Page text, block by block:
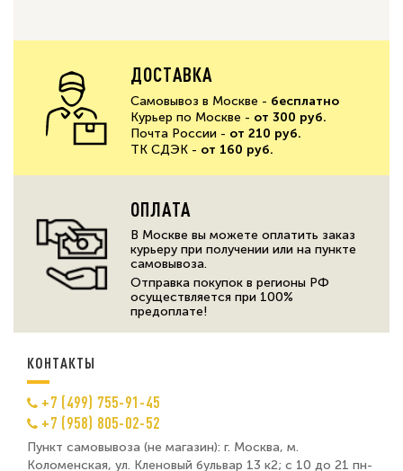
ДОСТАВКА
Самовывоз в Москве - бесплатно
Курьер по Москве - от 300 руб.
Почта России - от 210 руб.
ТК СДЭК - от 160 руб.
ОПЛАТА
В Москве вы можете оплатить заказ
курьеру при получении или на пункте
самовывоза.
Отправка покупок в регионы РФ
осуществляется при 100%
предоплате!
КОНТАКТЫ
+7 (499) 755-91-45
+7 (958) 805-02-52
Пункт самовывоза (не магазин): г. Москва, м.
Коломенская, ул. Кленовый бульвар 13 к2; с 10 до 21 пн-